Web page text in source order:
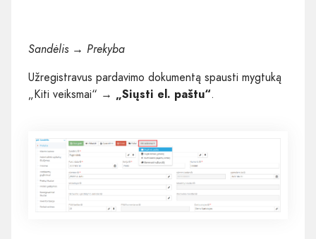
Sandėlis → Prekyba
Užregistravus pardavimo dokumentą spausti mygtuką
„Kiti veiksmai“ → „Siųsti el. paštu“.